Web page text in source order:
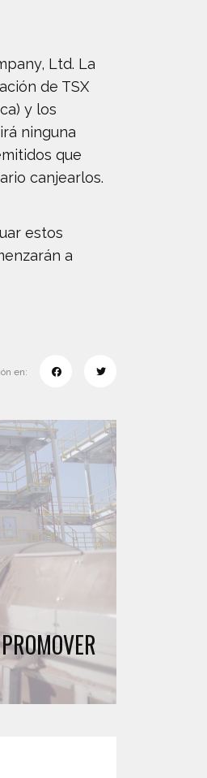
Ltd. La
de TSX
y los
ninguna
que
canjearlos.
estos
a
en: